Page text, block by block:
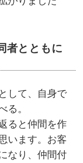
者とともに
して、自身で
る。
ると仲間を作
います。お客
なり、仲間付